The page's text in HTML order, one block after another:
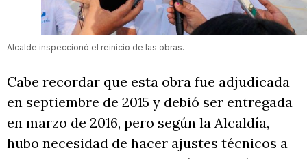
Alcalde inspeccionó el reinicio de las obras.
Cabe recordar que esta obra fue adjudicada
en septiembre de 2015 y debió ser entregada
en marzo de 2016, pero según la Alcaldía,
hubo necesidad de hacer ajustes técnicos a